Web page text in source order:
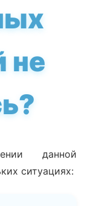
не
данной
ситуациях: